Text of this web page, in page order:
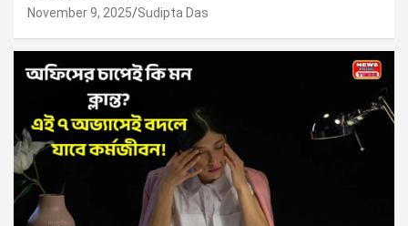
November 9, 2025 Sudipta Das